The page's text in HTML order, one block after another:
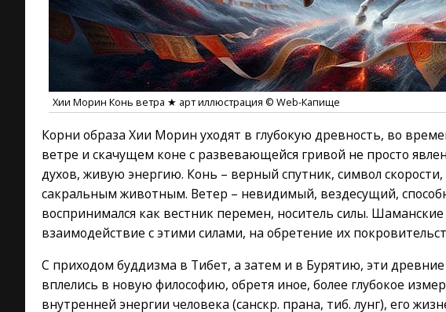
Хии Морин Конь ветра ★ арт иллюстрация © Web-Капище
Корни образа Хии Морин уходят в глубокую древность, во
ветре и скачущем коне с развевающейся гривой не просто
духов, живую энергию. Конь – верный спутник, символ
сакральным животным. Ветер – невидимый, вездесущий,
воспринимался как вестник перемен, носитель силы.
взаимодействие с этими силами, на обретение их
С приходом буддизма в Тибет, а затем и в Бурятию, эти
вплелись в новую философию, обретя иное, более глубокое
внутренней энергии человека (санскр. прана, тиб. лунг), его